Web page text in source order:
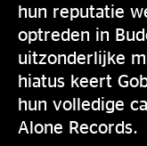
hun reputatie
optreden in
uitzonderlijke
hiatus keert
hun volledige
Alone Records.